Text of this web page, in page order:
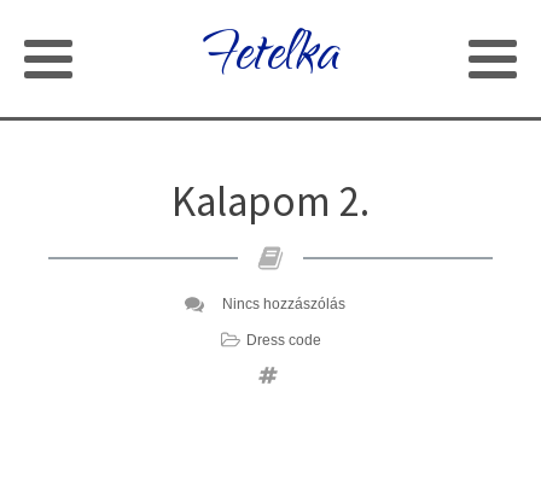
Fetelka
Kalapom 2.
Nincs hozzászólás
Dress code